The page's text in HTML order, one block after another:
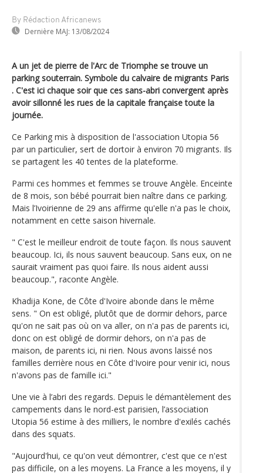
By Rédaction Africanews
Dernière MAJ: 13/08/2024
A un jet de pierre de l'Arc de Triomphe se trouve un
parking souterrain. Symbole du calvaire de migrants Paris
. C'est ici chaque soir que ces sans-abri convergent après
avoir sillonné les rues de la capitale française toute la
journée.
Ce Parking mis à disposition de l'association Utopia 56
par un particulier, sert de dortoir à environ 70 migrants. Ils
se partagent les 40 tentes de la plateforme.
Parmi ces hommes et femmes se trouve Angèle. Enceinte
de 8 mois, son bébé pourrait bien naître dans ce parking.
Mais l’Ivoirienne de 29 ans affirme qu'elle n'a pas le choix,
notamment en cette saison hivernale.
" C'est le meilleur endroit de toute façon. Ils nous sauvent
beaucoup. Ici, ils nous sauvent beaucoup. Sans eux, on ne
saurait vraiment pas quoi faire. Ils nous aident aussi
beaucoup.", raconte Angèle.
Khadija Kone, de Côte d'Ivoire abonde dans le même
sens. " On est obligé, plutôt que de dormir dehors, parce
qu'on ne sait pas où on va aller, on n'a pas de parents ici,
donc on est obligé de dormir dehors, on n'a pas de
maison, de parents ici, ni rien. Nous avons laissé nos
familles derrière nous en Côte d'Ivoire pour venir ici, nous
n'avons pas de famille ici."
Une vie à l’abri des regards. Depuis le démantèlement des
campements dans le nord-est parisien, l’association
Utopia 56 estime à des milliers, le nombre d'exilés cachés
dans des squats.
"Aujourd'hui, ce qu'on veut démontrer, c'est que ce n'est
pas difficile, on a les moyens. La France a les moyens, il y